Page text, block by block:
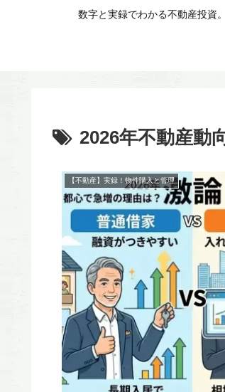
数字と実録でわかる不動産投資
2026年不動産動
【不動産】実録！物件購入と管理